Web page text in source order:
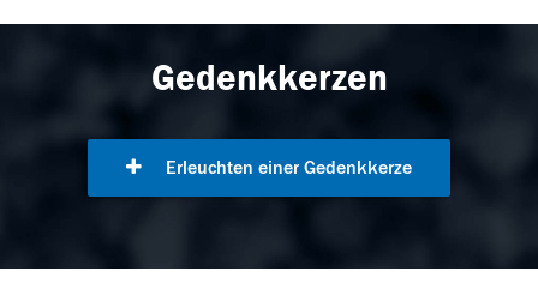
Gedenkkerzen
Erleuchten einer Gedenkkerze